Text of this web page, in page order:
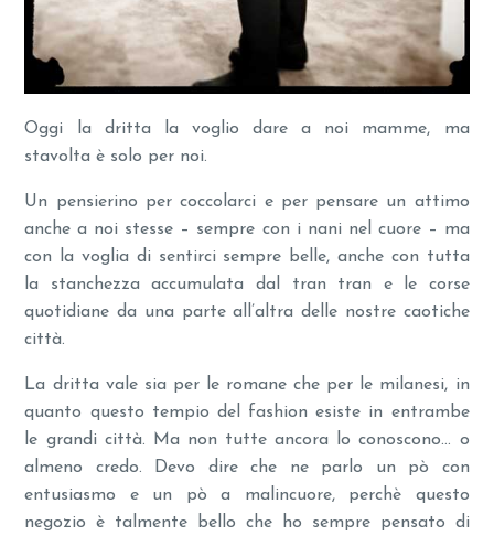
Oggi la dritta la voglio dare a noi mamme, ma
stavolta è solo per noi.
Un pensierino per coccolarci e per pensare un attimo
anche a noi stesse – sempre con i nani nel cuore – ma
con la voglia di sentirci sempre belle, anche con tutta
la stanchezza accumulata dal tran tran e le corse
quotidiane da una parte all’altra delle nostre caotiche
città.
La dritta vale sia per le romane che per le milanesi, in
quanto questo tempio del fashion esiste in entrambe
le grandi città. Ma non tutte ancora lo conoscono… o
almeno credo. Devo dire che ne parlo un pò con
entusiasmo e un pò a malincuore, perchè questo
negozio è talmente bello che ho sempre pensato di